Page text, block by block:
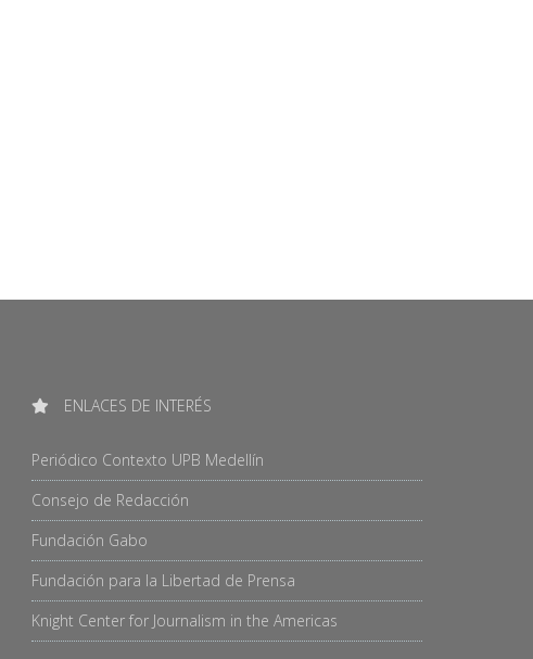
ENLACES DE INTERÉS
Periódico Contexto UPB Medellín
Consejo de Redacción
Fundación Gabo
Fundación para la Libertad de Prensa
Knight Center for Journalism in the Americas